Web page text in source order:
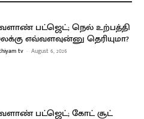
பட்ஜெட்; நெல் உற்பத்தி
எவ்வளவுன்னு தெரியுமா?
tv - August 6, 2026
பட்ஜெட்; கோட் சூட்